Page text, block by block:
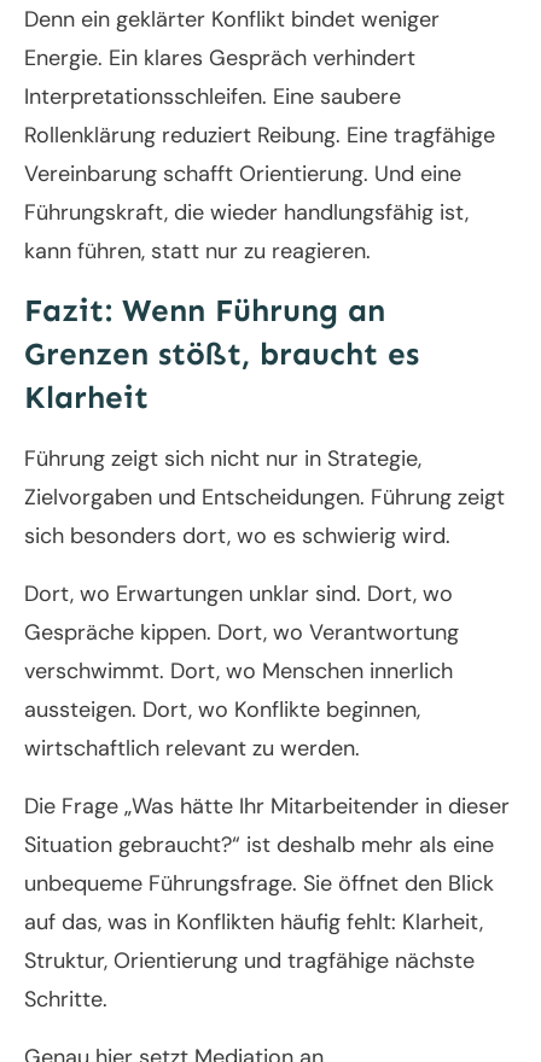
Denn ein geklärter Konflikt bindet weniger
Energie. Ein klares Gespräch verhindert
Interpretationsschleifen. Eine saubere
Rollenklärung reduziert Reibung. Eine tragfähige
Vereinbarung schafft Orientierung. Und eine
Führungskraft, die wieder handlungsfähig ist,
kann führen, statt nur zu reagieren.
Fazit: Wenn Führung an
Grenzen stößt, braucht es
Klarheit
Führung zeigt sich nicht nur in Strategie,
Zielvorgaben und Entscheidungen. Führung zeigt
sich besonders dort, wo es schwierig wird.
Dort, wo Erwartungen unklar sind. Dort, wo
Gespräche kippen. Dort, wo Verantwortung
verschwimmt. Dort, wo Menschen innerlich
aussteigen. Dort, wo Konflikte beginnen,
wirtschaftlich relevant zu werden.
Die Frage „Was hätte Ihr Mitarbeitender in dieser
Situation gebraucht?“ ist deshalb mehr als eine
unbequeme Führungsfrage. Sie öffnet den Blick
auf das, was in Konflikten häufig fehlt: Klarheit,
Struktur, Orientierung und tragfähige nächste
Schritte.